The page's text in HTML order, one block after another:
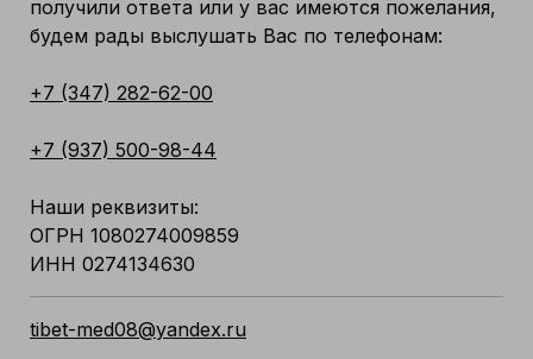
получили ответа или у вас имеются пожелания,
будем рады выслушать Вас по телефонам:
+7 (347) 282-62-00
+7 (937) 500-98-44
Наши реквизиты:
ОГРН 1080274009859
ИНН 0274134630
tibet-med08@yandex.ru